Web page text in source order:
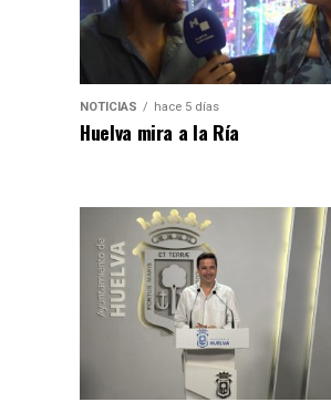
NOTICIAS hace 5 días
Huelva mira a la Ría